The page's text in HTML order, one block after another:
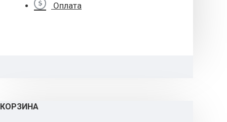
Оплата
КОРЗИНА